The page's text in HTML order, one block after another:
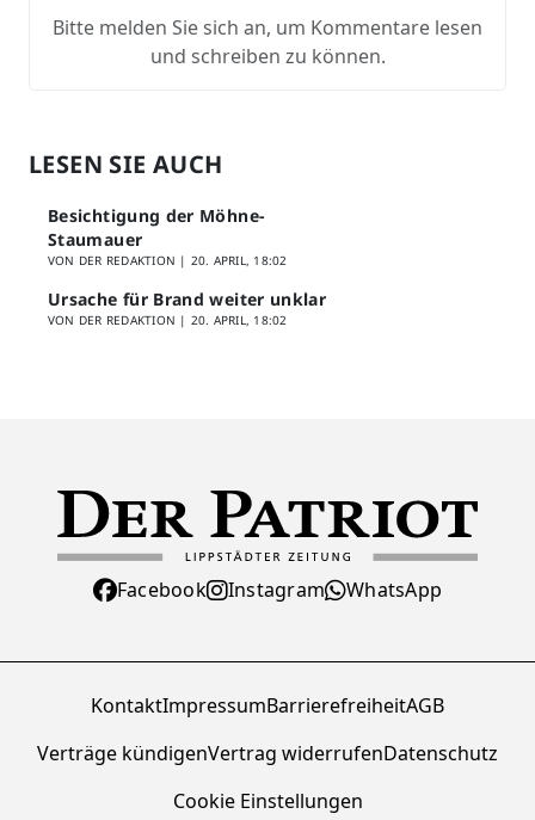
Bitte melden Sie sich an, um Kommentare lesen
und schreiben zu können.
LESEN SIE AUCH
Besichtigung der Möhne-
Staumauer
VON DER REDAKTION | 20. APRIL, 18:02
Ursache für Brand weiter unklar
VON DER REDAKTION | 20. APRIL, 18:02
Facebook Instagram WhatsApp
KontaktImpressumBarrierefreiheitAGB
Verträge kündigenVertrag widerrufenDatenschutz
Cookie Einstellungen